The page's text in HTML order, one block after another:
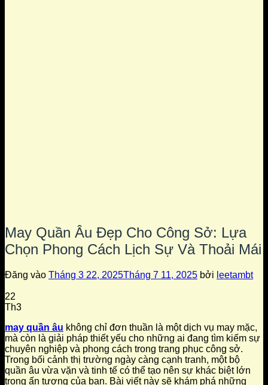
May Quần Âu Đẹp Cho Công Sở: Lựa
Chọn Phong Cách Lịch Sự Và Thoải Mái
Đăng vào Tháng 3 22, 2025Tháng 7 11, 2025 bởi leetambt
22
Th3
may quần âu không chỉ đơn thuần là một dịch vụ may mặc,
mà còn là giải pháp thiết yếu cho những ai đang tìm kiếm sự
chuyên nghiệp và phong cách trong trang phục công sở.
Trong bối cảnh thị trường ngày càng cạnh tranh, một bộ
quần âu vừa vặn và tinh tế có thể tạo nên sự khác biệt lớn
trong ấn tượng của bạn. Bài viết này sẽ khám phá những